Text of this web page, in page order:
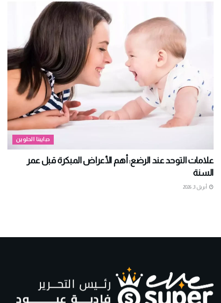
حبايبنا الحلوين
علامات التوحد عند الرضع: أهم الأعراض المبكرة قبل عمر
السنة
أبريل 3, 2026